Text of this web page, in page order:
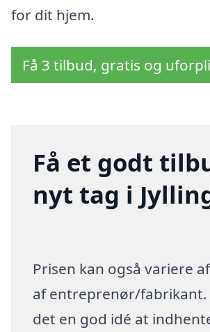
for dit hjem.
Få 3 tilbud, gratis og
Få et godt
nyt tag i
Prisen kan også variere
af entreprenør/
det en god idé at